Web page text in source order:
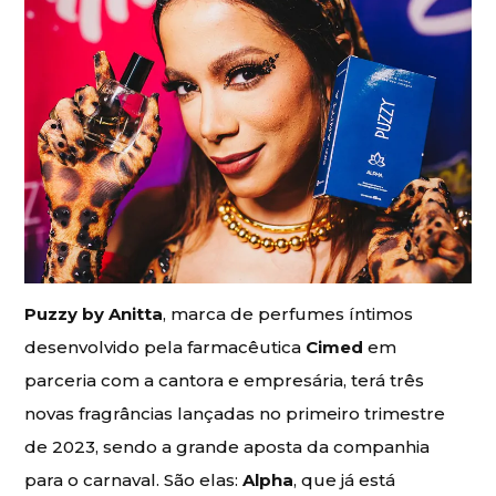
Puzzy by Anitta, marca de perfumes íntimos
desenvolvido pela farmacêutica Cimed em
parceria com a cantora e empresária, terá três
novas fragrâncias lançadas no primeiro trimestre
de 2023, sendo a grande aposta da companhia
para o carnaval. São elas:Alpha, que já está